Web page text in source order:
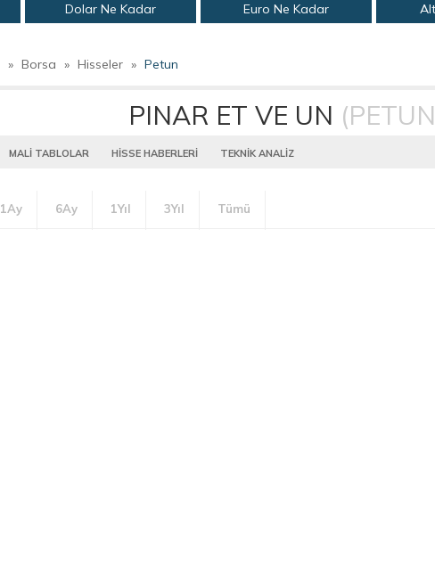
Dolar Ne Kadar Euro Ne Kadar
» Borsa » Hisseler » Petun
PINAR ET VE UN
MALİ TABLOLAR HİSSE HABERLERİ TEKNİK ANALİZ
1Ay 6Ay 1Yıl 3Yıl Tümü